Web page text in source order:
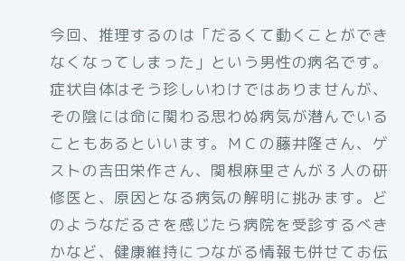
今回、推理するのは「だるくて動くことができ
なくなってしまった」という男性の病名です。
症状自体はそう珍しいわけではありませんが、
その陰には命に関わる思わぬ病気が潜んでいる
こともあるといいます。ＭＣの藤井隆さん、ゲ
ストの吉田栄作さん、関根麻里さんが３人の研
修医と、原因となる病気の解明に挑みます。ど
のようなだるさを感じたら病院を受診するべき
かなど、健康維持につながる情報も併せてお伝